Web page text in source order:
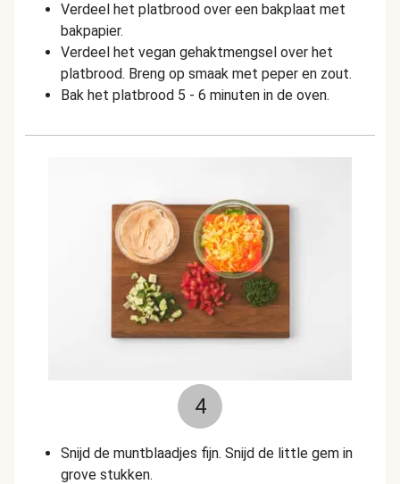
Verdeel het platbrood over een bakplaat met
bakpapier.
Verdeel het vegan gehaktmengsel over het
platbrood. Breng op smaak met peper en zout.
Bak het platbrood 5 - 6 minuten in de oven.
4
Snijd de muntblaadjes fijn. Snijd de little gem in
grove stukken.